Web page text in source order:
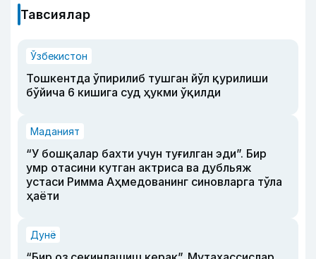
Тавсиялар
Ўзбекистон
Тошкентда ўпирилиб тушган йўл қурилиши
бўйича 6 кишига суд ҳукми ўқилди
Маданият
“У бошқалар бахти учун туғилган эди”. Бир
умр отасини кутган актриса ва дубльяж
устаси Римма Аҳмедованинг синовларга тўла
ҳаёти
Дунё